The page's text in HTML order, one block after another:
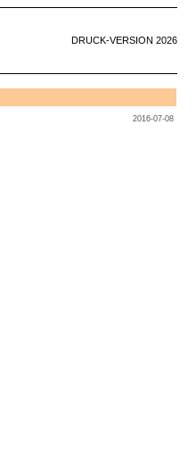
DRUCK-VERSION 2026
2016-07-08